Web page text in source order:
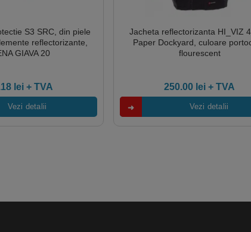
S3 SRC, din piele
reflectorizante,
GIAVA 20
lei + TVA
Vezi detalii
Jacheta reflectorizanta HI_VIZ 4
Paper Dockyard, culoare
flourescent
250.00 lei + TVA
Vezi detalii